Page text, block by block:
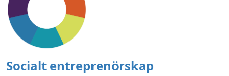
Socialt entreprenörskap